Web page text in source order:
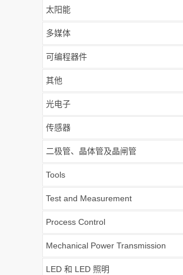
太阳能
多媒体
可编程器件
其他
光电子
传感器
二极管、晶体管及晶闸管
Tools
Test and Measurement
Process Control
Mechanical Power Transmission
LED 和 LED 照明